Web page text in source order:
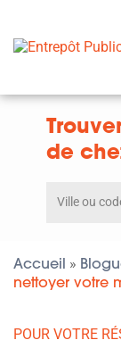
de
par
code
postal
Accueil »
nettoyer votre
POUR VOTRE